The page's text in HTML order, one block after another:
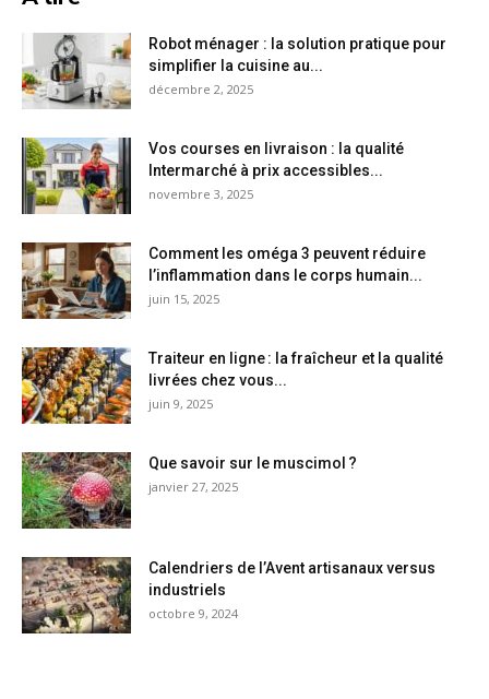
Robot ménager : la solution pratique pour
simplifier la cuisine au...
décembre 2, 2025
Vos courses en livraison : la qualité
Intermarché à prix accessibles...
novembre 3, 2025
Comment les oméga 3 peuvent réduire
l’inflammation dans le corps humain...
juin 15, 2025
Traiteur en ligne : la fraîcheur et la qualité
livrées chez vous...
juin 9, 2025
Que savoir sur le muscimol ?
janvier 27, 2025
Calendriers de l’Avent artisanaux versus
industriels
octobre 9, 2024